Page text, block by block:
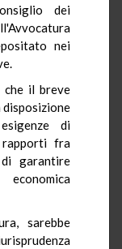
dei
nei
che il breve
disposizione
di
fra
garantire
sarebbe